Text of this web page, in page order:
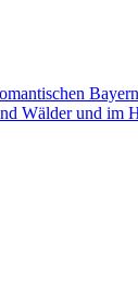
Wälder und